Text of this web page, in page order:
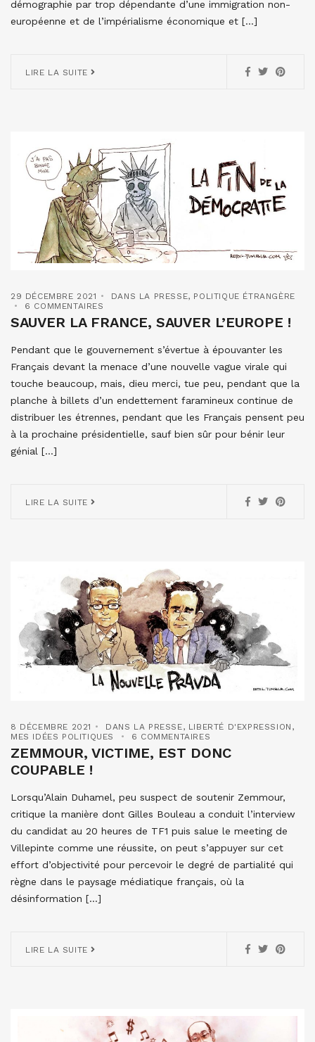
démographie par trop dépendante d’une immigration non-
européenne et de l’impérialisme économique et […]
LIRE LA SUITE
29 DÉCEMBRE 2021 DANS LA PRESSE, POLITIQUE ÉTRANGÈRE
6 COMMENTAIRES
SAUVER LA FRANCE, SAUVER L’EUROPE !
Pendant que le gouvernement s’évertue à épouvanter les
Français devant la menace d’une nouvelle vague virale qui
touche beaucoup, mais, dieu merci, tue peu, pendant que la
planche à billets d’un endettement faramineux continue de
distribuer les étrennes, pendant que les Français pensent peu
à la prochaine présidentielle, sauf bien sûr pour bénir leur
génial […]
LIRE LA SUITE
8 DÉCEMBRE 2021 DANS LA PRESSE, LIBERTÉ D'EXPRESSION ,
MES IDÉES POLITIQUES
6 COMMENTAIRES
ZEMMOUR, VICTIME, EST DONC
COUPABLE !
Lorsqu’Alain Duhamel, peu suspect de soutenir Zemmour,
critique la manière dont Gilles Bouleau a conduit l’interview
du candidat au 20 heures de TF1 puis salue le meeting de
Villepinte comme une réussite, on peut s’appuyer sur cet
effort d’objectivité pour percevoir le degré de partialité qui
règne dans le paysage médiatique français, où la
désinformation […]
LIRE LA SUITE